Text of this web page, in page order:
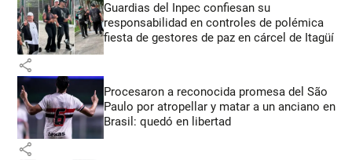
Guardias del Inpec confiesan su
responsabilidad en controles de polémica
fiesta de gestores de paz en cárcel de Itagüí
share
Procesaron a reconocida promesa del São
Paulo por atropellar y matar a un anciano en
Brasil: quedó en libertad
share